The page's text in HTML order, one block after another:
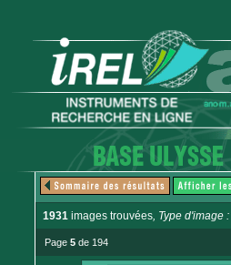
1931 images trouvées, Type d'image :
Page 5 de 194